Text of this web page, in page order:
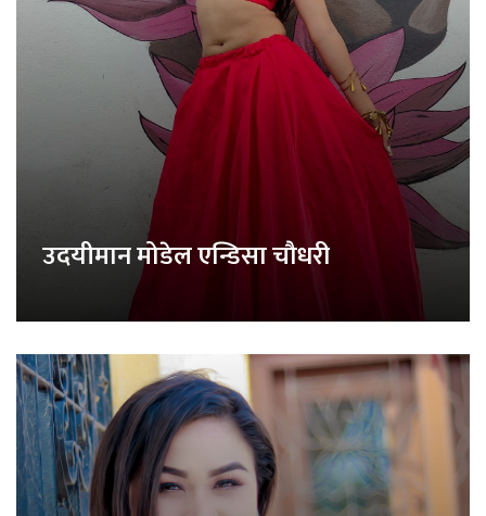
उदयीमान मोडेल एन्डिसा चौधरी